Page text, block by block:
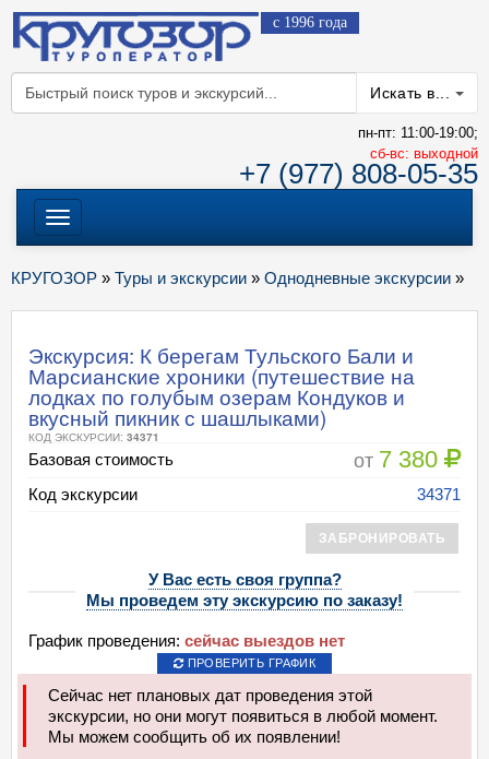
с 1996 года
Искать в...
пн-пт: 11:00-19:00;
cб-вс: выходной
+7 (977) 808-05-35
Меню
КРУГОЗОР » Туры и экскурсии » Однодневные экскурсии »
Экскурсия: К берегам Тульского Бали и
Марсианские хроники (путешествие на
лодках по голубым озерам Кондуков и
вкусный пикник с шашлыками)
КОД ЭКСКУРСИИ: 34371
Базовая стоимость от 7 380
Код экскурсии 34371
ЗАБРОНИРОВАТЬ
У Вас есть своя группа?
Мы проведем эту экскурсию по заказу!
График проведения: сейчас выездов нет
ПРОВЕРИТЬ ГРАФИК
Сейчас нет плановых дат проведения этой
экскурсии, но они могут появиться в любой момент.
Мы можем сообщить об их появлении!